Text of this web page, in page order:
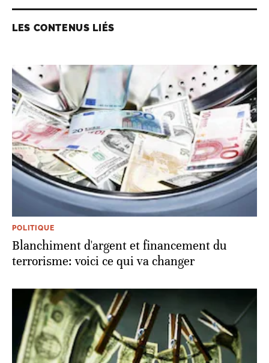
LES CONTENUS LIÉS
POLITIQUE
Blanchiment d'argent et financement du
terrorisme: voici ce qui va changer